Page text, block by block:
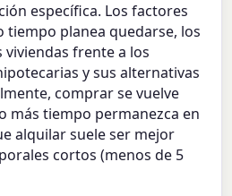
específica. Los factores
tiempo planea quedarse, los
viviendas frente a los
y sus alternativas
comprar se vuelve
más tiempo permanezca en
alquilar suele ser mejor
cortos (menos de 5